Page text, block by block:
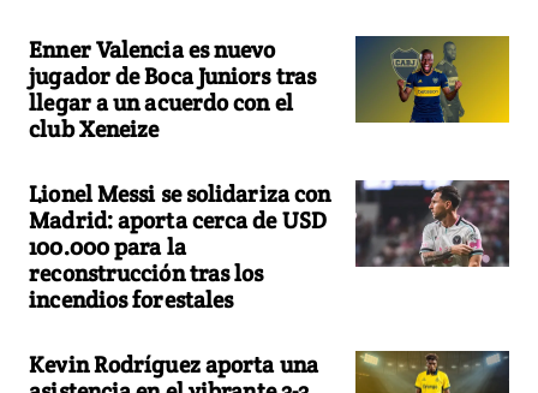
Enner Valencia es nuevo
jugador de Boca Juniors tras
llegar a un acuerdo con el
club Xeneize
Lionel Messi se solidariza con
Madrid: aporta cerca de USD
100.000 para la
reconstrucción tras los
incendios forestales
Kevin Rodríguez aporta una